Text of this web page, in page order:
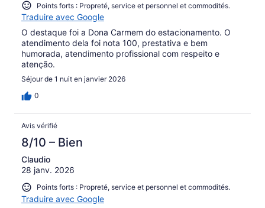
Points forts : Propreté, service et personnel et commodités.
Traduire avec Google
O destaque foi a Dona Carmem do estacionamento. O
atendimento dela foi nota 100, prestativa e bem
humorada, atendimento profissional com respeito e
atenção.
Séjour de 1 nuit en janvier 2026
0
Avis vérifié
8/10 – Bien
Claudio
28 janv. 2026
Points forts : Propreté, service et personnel et commodités.
Traduire avec Google